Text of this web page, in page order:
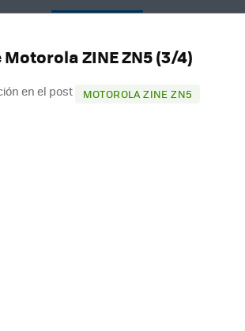
Motorola ZINE ZN5 (3/4)
en el post MOTOROLA ZINE ZN5